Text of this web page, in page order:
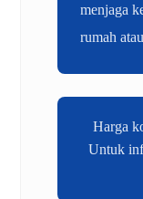
menjaga
rumah
Harga
Untuk